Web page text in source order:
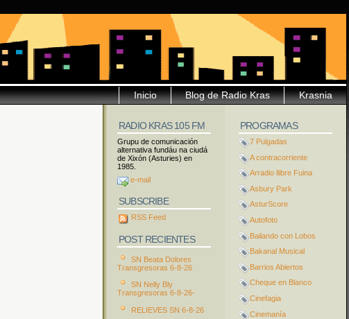
Krasnia
Blog de Radio Kras
Inicio
PROGRAMAS
7 Pulgadas
A contracorriente
Arradio llibre Fuina
Asbury Park
AsturScore
Autofoto
Bailando con Lobos
Bakanal Musical
Barrios Abiertos
Cheque en Blanco
Cinefagia
Cinemanía
RADIO KRAS 105 FM
Grupu de comunicación
alternativa fundáu na ciudá
de Xixón (Asturies) en
1985.
e-mail
SUBSCRIBE
RSS Feed
POST RECIENTES
SN Beata Dolores
Transgresoras 6-8-26
SN Nelly Bly
Transgresoras 6-8-26-
RELIEVES SN 6-8-26